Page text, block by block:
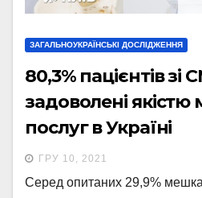
ЗАГАЛЬНОУКРАЇНСЬКІ ДОСЛІДЖЕННЯ
80,3% пацієнтів зі
задоволені
послуг в Україні
ГРУ 10, 2021
Серед опитаних 29,9%